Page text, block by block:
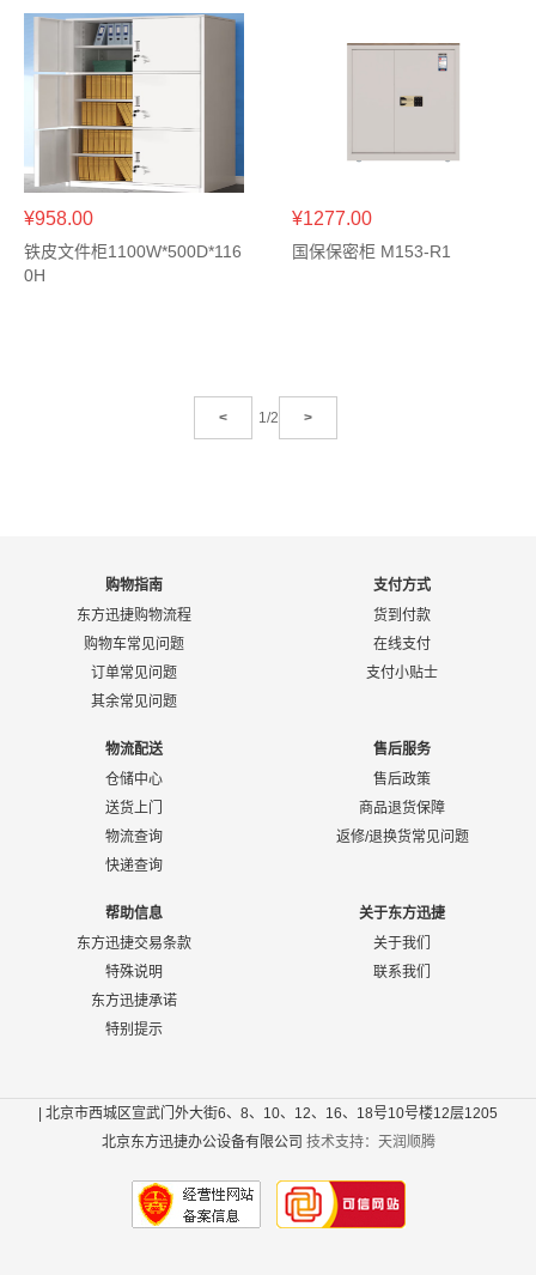
¥958.00
铁皮文件柜1100W*500D*116
0H
¥1277.00
国保保密柜 M153-R1
< 1/2 >
购物指南
东方迅捷购物流程
购物车常见问题
订单常见问题
其余常见问题
支付方式
货到付款
在线支付
支付小贴士
物流配送
仓储中心
送货上门
物流查询
快递查询
售后服务
售后政策
商品退货保障
返修/退换货常见问题
帮助信息
东方迅捷交易条款
特殊说明
东方迅捷承诺
特别提示
关于东方迅捷
关于我们
联系我们
| 北京市西城区宣武门外大街6、8、10、12、16、18号10号楼12层1205
北京东方迅捷办公设备有限公司 技术支持：天润顺腾